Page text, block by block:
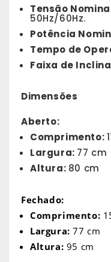
Tensão
50Hz/60Hz.
Potência
Tempo de
Faixa de
Dimensões
Aberto:
Comprimento:
Largura: 77 cm
Altura: 80 cm
Fechado:
Comprimento:
Largura:77 cm
Altura: 95 cm